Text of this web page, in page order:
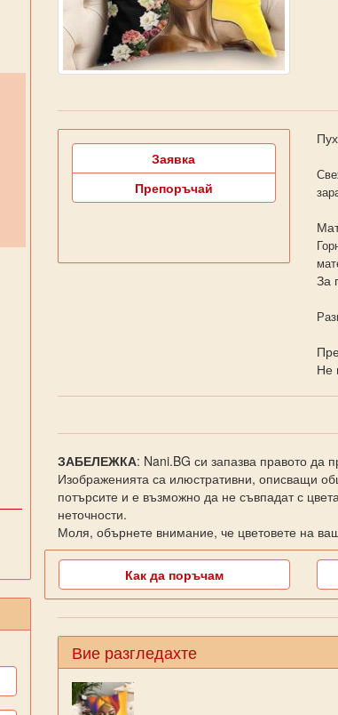
Заявка
Препоръчай
За
Не
ЗАБЕЛЕЖКА: Nani.BG си запазва правото да
Изображенията са илюстративни, описващи
потърсите и е възможно да не съвпадат с
неточности.
Моля, обърнете внимание, че цветовете на
Как да поръчам
Вие разгледахте